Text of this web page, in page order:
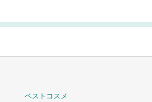
ベストコスメ